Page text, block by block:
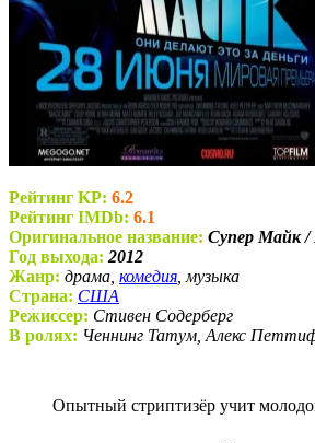
Рейтинг KP: 6.2
Рейтинг IMDb: 6.1
Оригинальное название: Супер Майк /
Год выхода: 2012
Жанр: драма, комедия , музыка
Страна: США
Режиссер: Стивен Содерберг
В ролях: Ченнинг Татум, Алекс
Опытный стриптизёр учит